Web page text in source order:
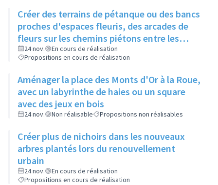
Créer des terrains de pétanque ou des bancs
proches d'espaces fleuris, des arcades de
fleurs sur les chemins piétons entre les
immeubles
24 nov.
En cours de réalisation
Propositions en cours de réalisation
Aménager la place des Monts d'Or à la Roue,
avec un labyrinthe de haies ou un square
avec des jeux en bois
24 nov. Non réalisable Propositions non réalisables
Créer plus de nichoirs dans les nouveaux
arbres plantés lors du renouvellement
urbain
24 nov.
En cours de réalisation
Propositions en cours de réalisation